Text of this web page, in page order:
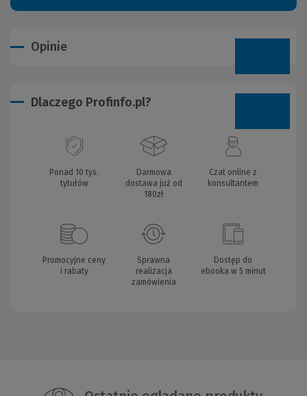
Opinie
Dlaczego Profinfo.pl?
Ponad 10 tys.
tytułów
Darmowa
dostawa już od
180zł
Czat online z
konsultantem
Promocyjne ceny
i rabaty
Sprawna
realizacja
zamówienia
Dostęp do
ebooka w 5 minut